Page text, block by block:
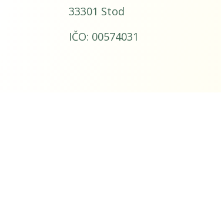
33301 Stod
IČO: 00574031